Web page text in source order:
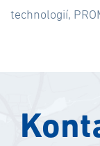
technologií,